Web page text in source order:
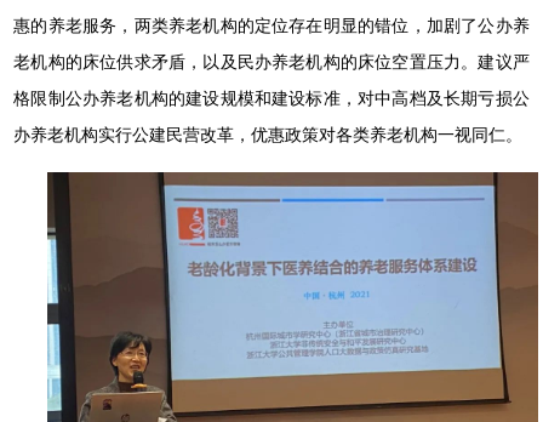
惠的养老服务，两类养老机构的定位存在明显的错位，加剧了公办养
老机构的床位供求矛盾，以及民办养老机构的床位空置压力。建议严
格限制公办养老机构的建设规模和建设标准，对中高档及长期亏损公
办养老机构实行公建民营改革，优惠政策对各类养老机构一视同仁。